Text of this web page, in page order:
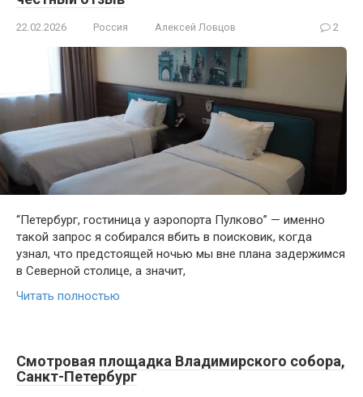
22.02.2026 Россия Алексей Ловцов 2
“Петербург, гостиница у аэропорта Пулково” — именно
такой запрос я собирался вбить в поисковик, когда
узнал, что предстоящей ночью мы вне плана задержимся
в Северной столице, а значит,
Читать полностью
Смотровая площадка Владимирского собора,
Санкт-Петербург